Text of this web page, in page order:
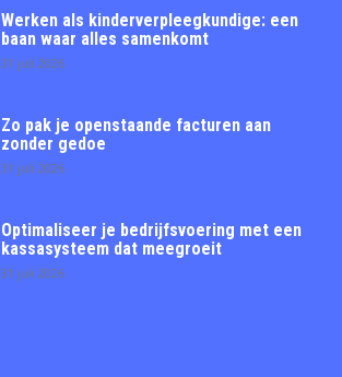
Werken als kinderverpleegkundige: een
baan waar alles samenkomt
31 juli 2026
Zo pak je openstaande facturen aan
zonder gedoe
31 juli 2026
Optimaliseer je bedrijfsvoering met een
kassasysteem dat meegroeit
31 juli 2026